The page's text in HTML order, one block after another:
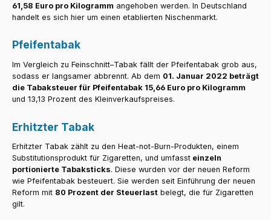
61,58 Euro pro Kilogramm angehoben werden. In Deutschland
handelt es sich hier um einen etablierten Nischenmarkt.
Pfeifentabak
Im Vergleich zu Feinschnitt–Tabak fällt der Pfeifentabak grob aus,
sodass er langsamer abbrennt. Ab dem 01. Januar 2022 beträgt
die Tabaksteuer für Pfeifentabak 15,66 Euro pro Kilogramm
und 13,13 Prozent des Kleinverkaufspreises.
Erhitzter Tabak
Erhitzter Tabak zählt zu den Heat-not-Burn-Produkten, einem
Substitutionsprodukt für Zigaretten, und umfasst einzeln
portionierte Tabaksticks. Diese wurden vor der neuen Reform
wie Pfeifentabak besteuert. Sie werden seit Einführung der neuen
Reform mit 80 Prozent der Steuerlast belegt, die für Zigaretten
gilt.